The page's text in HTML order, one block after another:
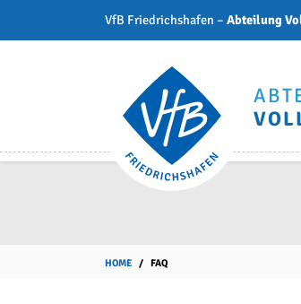
VfB Friedrichshafen – Abteilung
HOME FAQ